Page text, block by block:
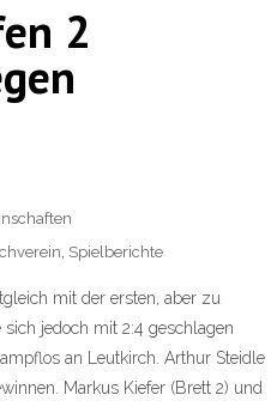
2
, Spielberichte
mit der ersten, aber zu
jedoch mit 2:4 geschlagen
an Leutkirch. Arthur Steidle
Markus Kiefer (Brett 2) und